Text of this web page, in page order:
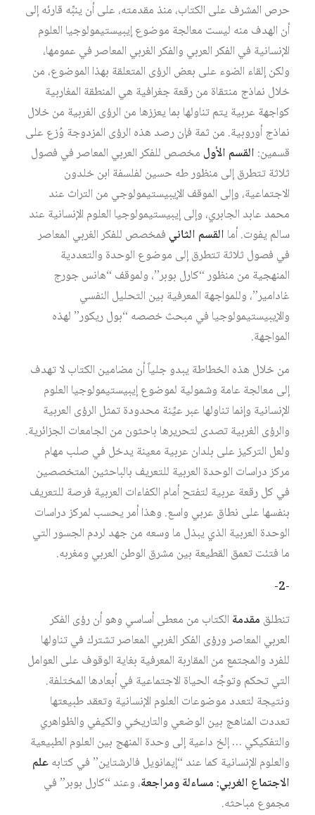
حرص المشرف على الكتاب، منذ مقدمته، على أن ينبِّه قارئه إلى
أن الهدف منه ليست معالجة موضوع إيبيستيمولوجيا العلوم
الإنسانية في الفكر العربي والفكر الغربي المعاصر في عمومها،
ولكن إلقاء الضوء على بعض الرؤى المتعلقة بهذا الموضوع، من
خلال نماذج منتقاة من رقعة جغرافية هي المنطقة المغاربية
كواجهة عربية يتم تناولها بما يعززها من الرؤى الغربية من خلال
نماذج أوروبية. من ثمة فإن رصد هذه الرؤى المزدوجة وُزع على
قسمين: القسم الأول مخصص للفكر العربي المعاصر في فصول
ثلاثة تتطرق إلى منظور طه حسين لفلسفة ابن خلدون
الاجتماعية، وإلى الموقف الإيبيستيمولوجي من التراث عند
محمد عابد الجابري، وإلى إيبيستيمولوجيا العلوم الإنسانية عند
سالم يفوت. أما القسم الثاني فمخصص للفكر الغربي المعاصر
في فصول ثلاثة تتطرق إلى موضوع الوحدة والتعددية
المنهجية من منظور “كارل بوبر”، ولموقف “هانس جورج
غادامير”، وللمواجهة المعرفية بين التحليل النفسي
والإيبيستيمولوجيا في مبحث خصصه “بول ريكور” لهذه
المواجهة.
من خلال هذه الخطاطة يبدو جلياً أن مضامين الكتاب لا تهدف
إلى معالجة عامة وشمولية لموضوع إيبيستيمولوجيا العلوم
الإنسانية وإنما تناولها عبر عيِّنة محدودة تمثل الرؤى العربية
والرؤى الغربية تصدى لتحريرها باحثون من الجامعات الجزائرية.
ولعل التركيز على بلدان عربية معينة يدخل في صلب مهام
مركز دراسات الوحدة العربية للتعريف بالباحثين المتخصصين
في كل رقعة عربية لتفتح أمام الكفاءات العربية فرصة للتعريف
بنفسها على نطاق عربي واسع. وهذا أمر يحسب لمركز دراسات
الوحدة العربية الذي يبذل ما وسعه من جهد لردم الجسور التي
ما فتئت تعمق القطيعة بين مشرق الوطن العربي ومغربه.
-2-
تنطلق مقدمة الكتاب من معطى أساسي وهو أن رؤى الفكر
العربي المعاصر ورؤى الفكر الغربي المعاصر تشترك في تناولها
للفرد والمجتمع من المقاربة المعرفية بغاية الوقوف على العوامل
التي تحكم وتوجِّه الحياة الاجتماعية في أبعادها المختلفة.
ونتيجة لتعدد موضوعات العلوم الإنسانية وتعقد طبيعتها
تعددت المناهج بين الوضعي والتاريخي والكيفي والظواهري
والتفكيكي … إلخ داعية إلى وحدة المنهج بين العلوم الطبيعية
والعلوم الإنسانية كما عند “إيمانويل فالرشتاين” في كتابهعلم
الاجتماع الغربي: مساءلة ومراجعة، وعند “كارل بوبر” في
مجموع مباحثه.